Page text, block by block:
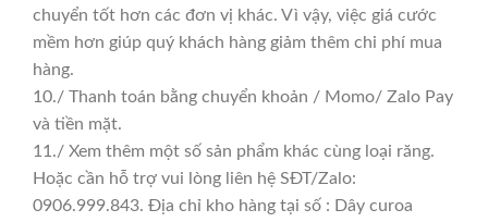
chuyển tốt hơn các đơn vị khác. Vì vậy, việc giá cước
mềm hơn giúp quý khách hàng giảm thêm chi phí mua
hàng.
10./ Thanh toán bằng chuyển khoản / Momo/ Zalo Pay
và tiền mặt.
11./ Xem thêm một số sản phẩm khác cùng loại răng.
Hoặc cần hỗ trợ vui lòng liên hệ SĐT/Zalo:
0906.999.843. Địa chỉ kho hàng tại số : Dây curoa